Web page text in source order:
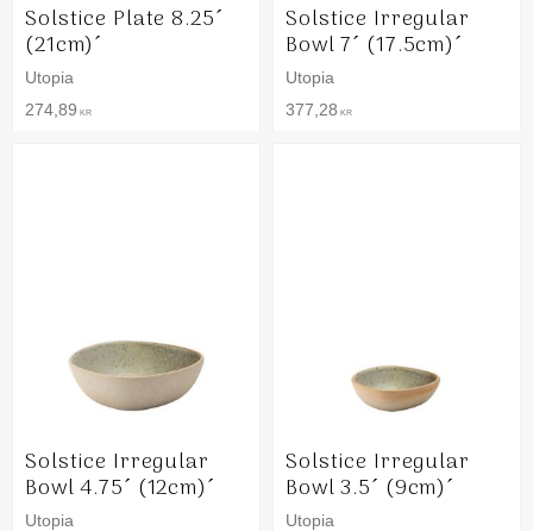
Solstice Plate 8.25´
(21cm)´
Utopia
274,89 KR
Solstice Irregular
Bowl 7´ (17.5cm)´
Utopia
377,28 KR
Solstice Irregular
Bowl 4.75´ (12cm)´
Utopia
Solstice Irregular
Bowl 3.5´ (9cm)´
Utopia